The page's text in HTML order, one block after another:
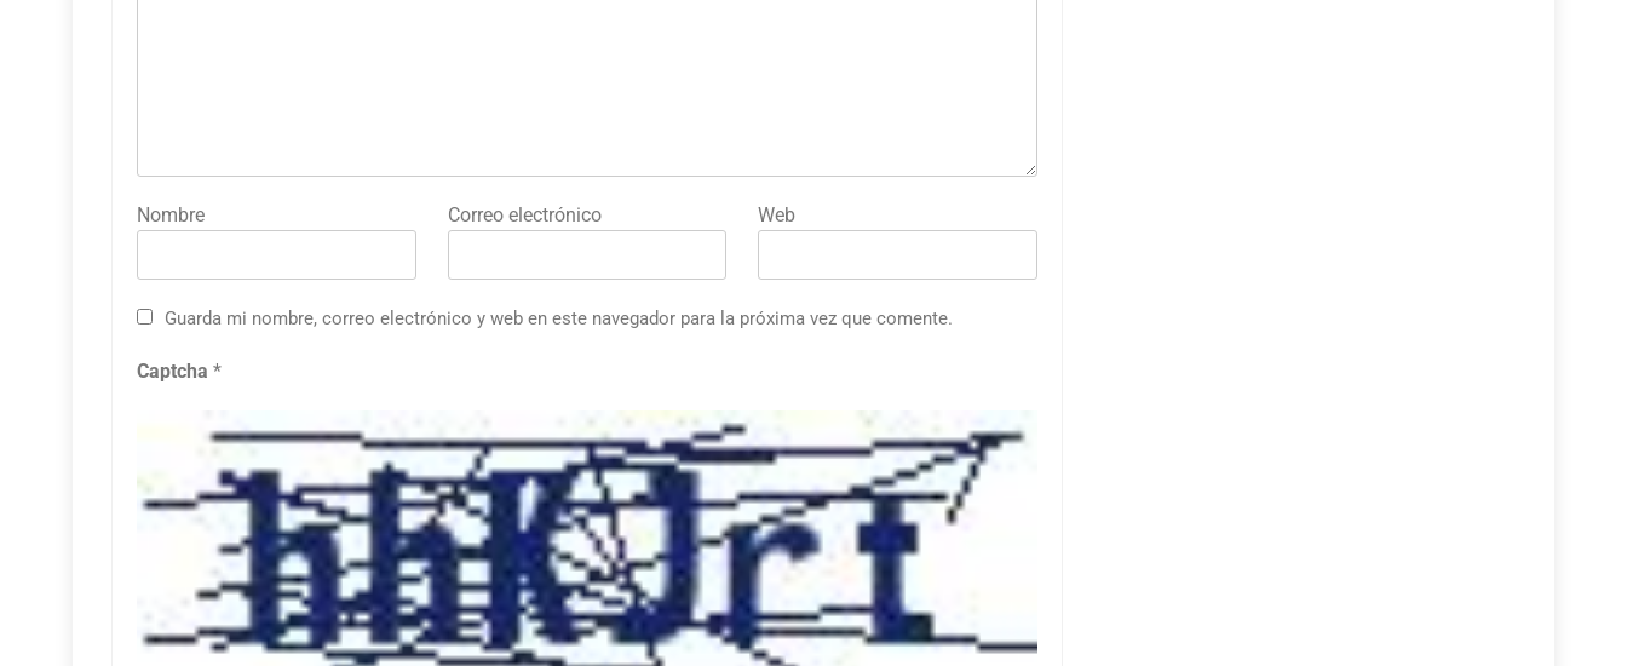
Nombre Correo electrónico Web
Guarda mi nombre, correo electrónico y web en este navegador para la próxima vez que comente.
Captcha *